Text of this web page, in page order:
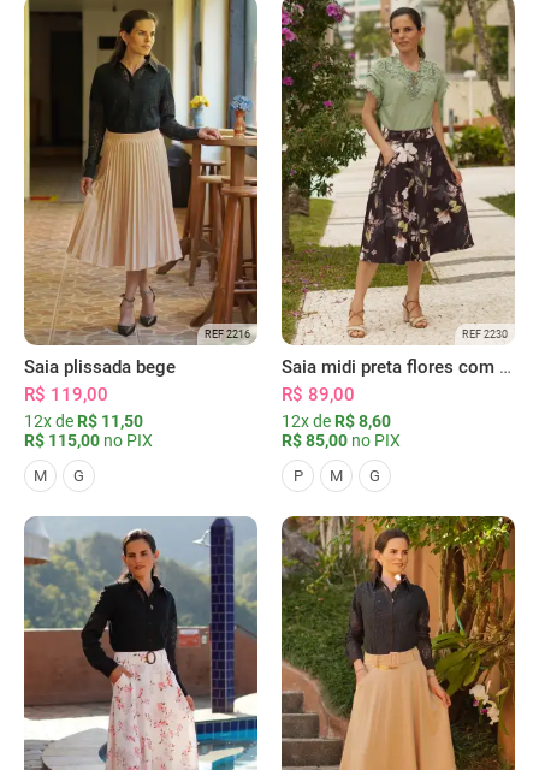
REF 2216
Saia plissada bege
R$ 119,00
12x de R$ 11,50
R$ 115,00 no PIX
M G
REF 2230
Saia midi preta flores com bolsos
R$ 89,00
12x de R$ 8,60
R$ 85,00 no PIX
P M G